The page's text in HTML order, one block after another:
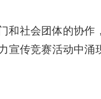
和社会团体的协作
宣传竞赛活动中